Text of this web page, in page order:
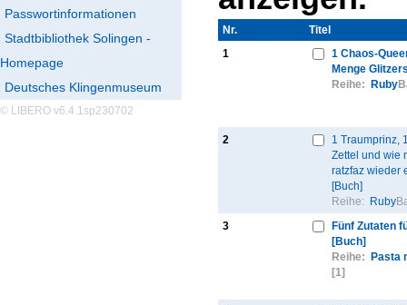
Passwortinformationen
Stadtbibliothek Solingen -
Homepage
Deutsches Klingenmuseum
© LIBERO v6.4.1sp230702
Nr.
Titel
1
1 Chaos-
Menge
Reihe:
Ruby
2
1 Traumprinz,
Zettel und wie
ratzfaz wieder
[Buch]
Reihe:
Ruby
3
Fünf Zutaten
[Buch]
Reihe:
Pasta
[1]